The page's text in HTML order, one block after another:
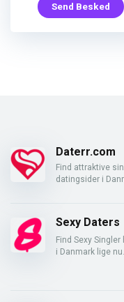
Send Besked
Daterr.com
Find attraktive
datingsider i
Sexy Daters
Find Sexy
i Danmark lige nu.